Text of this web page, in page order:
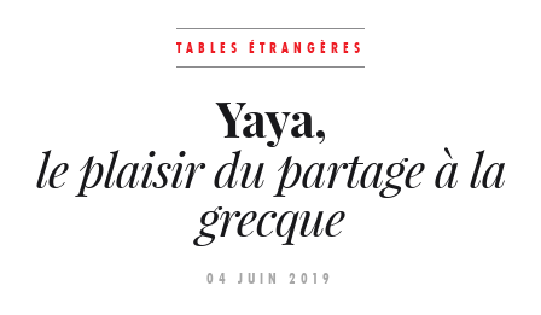
TABLES ÉTRANGÈRES
Yaya,
le plaisir du partage à la
grecque
04 JUIN 2019